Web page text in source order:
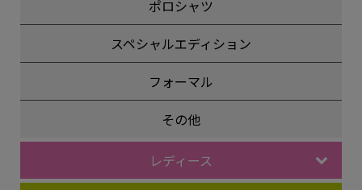
ポロシャツ
スペシャルエディション
フォーマル
その他
レディース